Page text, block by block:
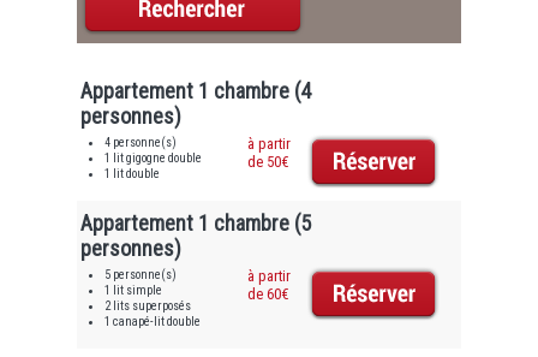
Appartement 1 chambre (4
personnes)
4 personne(s)
1 lit gigogne double
1 lit double
à partir
de 50€
Appartement 1 chambre (5
personnes)
5 personne(s)
1 lit simple
2 lits superposés
1 canapé-lit double
à partir
de 60€